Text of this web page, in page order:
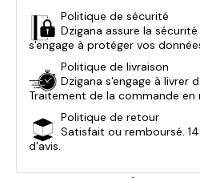
Politique de sécurité
Dzigana assure la
s'engage à protéger vos
Politique de livraison
Dzigana s'engage à livrer
Traitement de la commande en
Politique de retour
Satisfait ou remboursé.
d'avis.